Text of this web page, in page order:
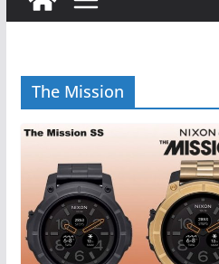
The Mission